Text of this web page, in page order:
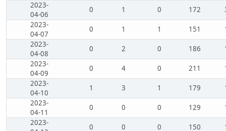
2023-
04-06
0 1 0 172
2023-
04-07
0 1 1 151
2023-
04-08
0 2 0 186
2023-
04-09
0 4 0 211
2023-
04-10
1 3 1 179
2023-
04-11
0 0 0 129
2023-
0 0 0 150